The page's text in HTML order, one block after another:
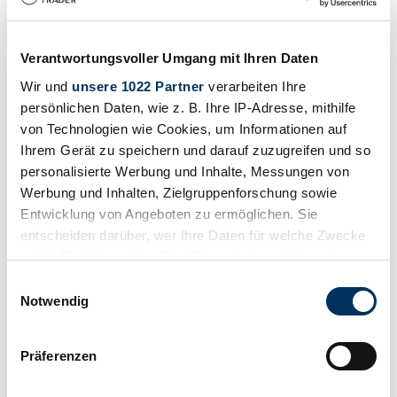
Verantwortungsvoller Umgang mit Ihren Daten
Wir und unsere 1022 Partner verarbeiten Ihre
persönlichen Daten, wie z. B. Ihre IP-Adresse, mithilfe
von Technologien wie Cookies, um Informationen auf
Ihrem Gerät zu speichern und darauf zuzugreifen und so
personalisierte Werbung und Inhalte, Messungen von
Werbung und Inhalten, Zielgruppenforschung sowie
Entwicklung von Angeboten zu ermöglichen. Sie
entscheiden darüber, wer Ihre Daten für welche Zwecke
nutzt. Sie können Ihre Einwilligung jederzeit über die
Trigger Symbol ändern oder widerrufen
Informationen über Ihre geografische Lage
Notwendig
Präferenzen
Onyx firecat rare kit car 1998
1744 €hace 8 años
Privado